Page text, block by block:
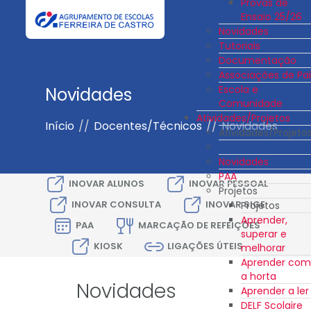
Ensaio 25/26
Novidades
Tutoriais
Documentação
Associações de
Escola e
Comunidade
Atividades/Projetos
Atividades/
Novidades
PAA
Projetos
Projetos
Aprender,
superar e
melhorar
Aprender com
a horta
Aprender a ler
DELF Scolaire
Novidades
Início // Docentes/Técnicos //Novidades
INOVAR ALUNOS
INOVAR PESSOAL
INOVAR CONSULTA
INOVAR SIGE
PAA
MARCAÇÃO DE REFEIÇÕES
KIOSK
LIGAÇÕES ÚTEIS
Novidades